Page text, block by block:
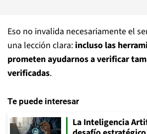
Eso no invalida necesariamente el
una lección clara: incluso las
prometen ayudarnos a verificar
verificadas.
Te puede interesar
La Inteligencia